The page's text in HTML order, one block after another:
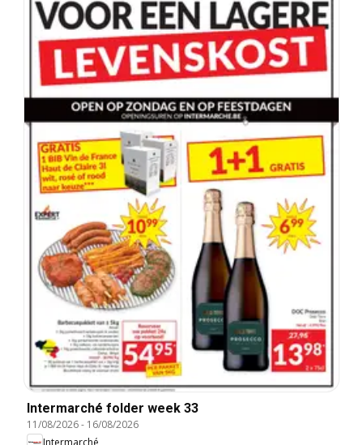
Intermarché folder week 33
11/08/2026- 16/08/2026
Intermarché